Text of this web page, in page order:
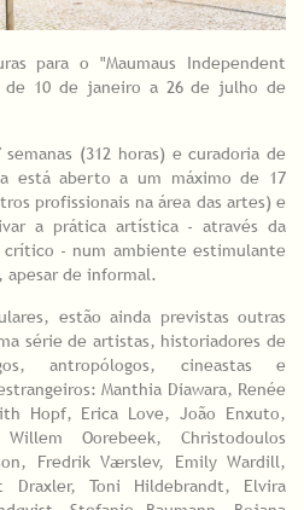
para o "Maumaus Independent
de 10 de janeiro a 26 de julho de
(312 horas) e curadoria de
está aberto a um máximo de 17
profissionais na área das artes) e
a prática artística - através da
crítico - num ambiente estimulante
de informal.
estão ainda previstas outras
série de artistas, historiadores de
antropólogos, cineastas e
Manthia Diawara, Renée
Hopf, Erica Love, João Enxuto,
Oorebeek, Christodoulos
Fredrik Værslev, Emily Wardill,
Draxler, Toni Hildebrandt, Elvira